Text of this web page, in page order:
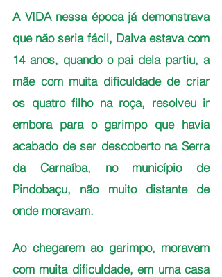
A VIDA nessa época já demonstrava
que não seria fácil, Dalva estava com
14 anos, quando o pai dela partiu, a
mãe com muita dificuldade de criar
os quatro filho na roça, resolveu ir
embora para o garimpo que havia
acabado de ser descoberto na Serra
da Carnaíba, no município de
Pindobaçu, não muito distante de
onde moravam.
Ao chegarem ao garimpo, moravam
com muita dificuldade, em uma casa